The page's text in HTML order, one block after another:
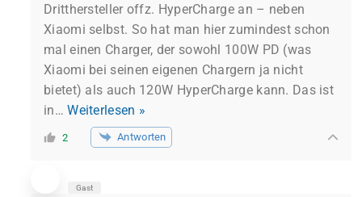
Dritthersteller offz. HyperCharge an – neben
Xiaomi selbst. So hat man hier zumindest schon
mal einen Charger, der sowohl 100W PD (was
Xiaomi bei seinen eigenen Chargern ja nicht
bietet) als auch 120W HyperCharge kann. Das ist
in…Weiterlesen »
2 Antworten
Gast